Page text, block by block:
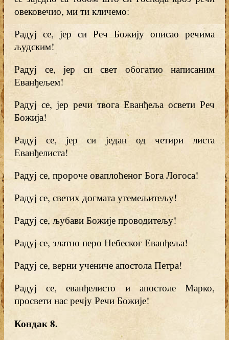
овековечио, ми ти кличемо:
Радуј се, јер си Реч Божију описао речима
људским!
Радуј се, јер си свет обогатио написаним
Еванђељем!
Радуј се, јер речи твога Еванђеља освети Реч
Божија!
Радуј се, јер си један од четири листа
Еванђелиста!
Радуј се, пророче оваплоћеног Бога Логоса!
Радуј се, светих догмата утемељитељу!
Радуј се, љубави Божије проводитељу!
Радуј се, златно перо Небеског Еванђеља!
Радуј се, верни учениче апостола Петра!
Радуј се, еванђелисто и апостоле Марко,
просвети нас речју Речи Божије!
Кондак 8.